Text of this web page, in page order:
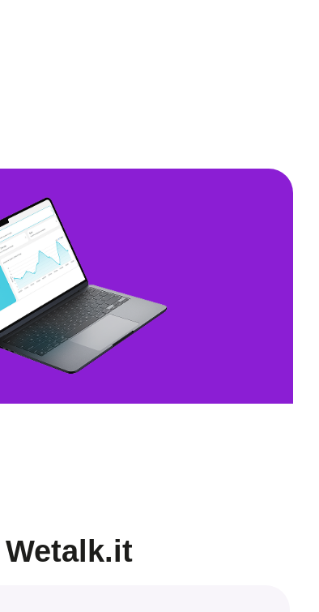
Wetalk.it